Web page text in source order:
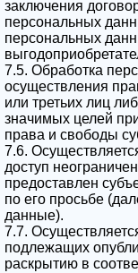
заключения
персональных
персональных
7.5. Обработка
осуществления
или третьих лиц
значимых целей
права и свободы
7.6.
доступ
предоставлен
по его просьбе
данные).
7.7.
подлежащих
раскрытию в